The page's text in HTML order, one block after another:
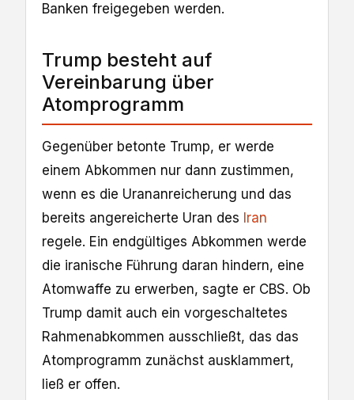
Banken freigegeben werden.
Trump besteht auf
Vereinbarung über
Atomprogramm
Gegenüber betonte Trump, er werde
einem Abkommen nur dann zustimmen,
wenn es die Urananreicherung und das
bereits angereicherte Uran des Iran
regele. Ein endgültiges Abkommen werde
die iranische Führung daran hindern, eine
Atomwaffe zu erwerben, sagte er CBS. Ob
Trump damit auch ein vorgeschaltetes
Rahmenabkommen ausschließt, das das
Atomprogramm zunächst ausklammert,
ließ er offen.